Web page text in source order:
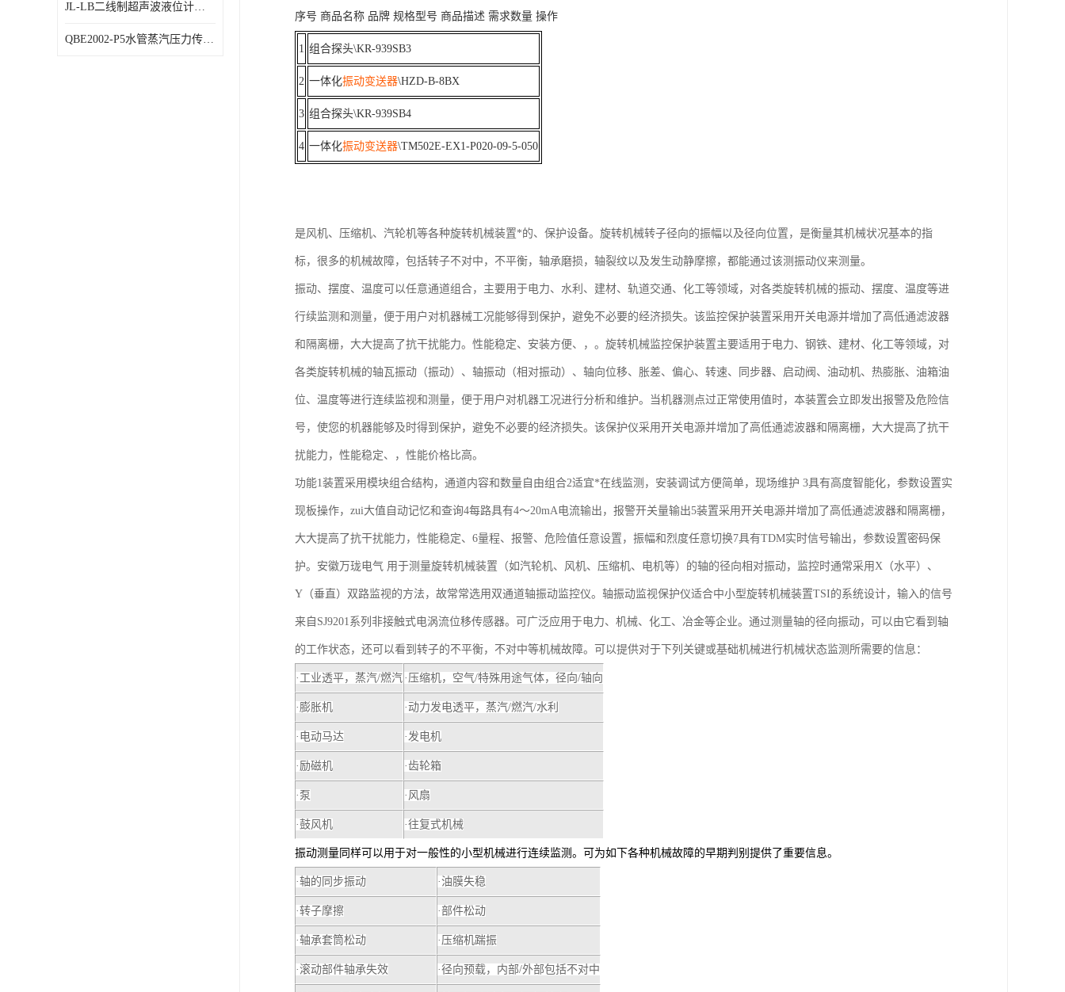
JL-LB二线制超声波液位计鸿泰产品外形美观大方
QBE2002-P5水管蒸汽压力传感器西门子产品技术规格
序号 商品名称 品牌 规格型号 商品描述 需求数量 操作
1 组合探头\KR-939SB3
2 一体化振动变送器\HZD-B-8BX
3 组合探头\KR-939SB4
4 一体化振动变送器\TM502E-EX1-P020-09-5-050
是风机、压缩机、汽轮机等各种旋转机械装置*的、保护设备。旋转机械转子径向的振幅以及径向位置，是衡量其机械状况基本的指
标，很多的机械故障，包括转子不对中，不平衡，轴承磨损，轴裂纹以及发生动静摩擦，都能通过该测振动仪来测量。
振动、摆度、温度可以任意通道组合，主要用于电力、水利、建材、轨道交通、化工等领域，对各类旋转机械的振动、摆度、温度等进
行续监测和测量，便于用户对机器械工况能够得到保护，避免不必要的经济损失。该监控保护装置采用开关电源并增加了高低通滤波器
和隔离栅，大大提高了抗干扰能力。性能稳定、安装方便、，。旋转机械监控保护装置主要适用于电力、钢铁、建材、化工等领域，对
各类旋转机械的轴瓦振动（振动）、轴振动（相对振动）、轴向位移、胀差、偏心、转速、同步器、启动阀、油动机、热膨胀、油箱油
位、温度等进行连续监视和测量，便于用户对机器工况进行分析和维护。当机器测点过正常使用值时，本装置会立即发出报警及危险信
号，使您的机器能够及时得到保护，避免不必要的经济损失。该保护仪采用开关电源并增加了高低通滤波器和隔离栅，大大提高了抗干
扰能力，性能稳定、，性能价格比高。
功能1装置采用模块组合结构，通道内容和数量自由组合2适宜*在线监测，安装调试方便简单，现场维护 3具有高度智能化，参数设置实
现板操作，zui大值自动记忆和查询4每路具有4～20mA电流输出，报警开关量输出5装置采用开关电源并增加了高低通滤波器和隔离栅，
大大提高了抗干扰能力，性能稳定、6量程、报警、危险值任意设置，振幅和烈度任意切换7具有TDM实时信号输出，参数设置密码保
护。安徽万珑电气 用于测量旋转机械装置（如汽轮机、风机、压缩机、电机等）的轴的径向相对振动，监控时通常采用X（水平）、
Y（垂直）双路监视的方法，故常常选用双通道轴振动监控仪。轴振动监视保护仪适合中小型旋转机械装置TSI的系统设计，输入的信号
来自SJ9201系列非接触式电涡流位移传感器。可广泛应用于电力、机械、化工、冶金等企业。通过测量轴的径向振动，可以由它看到轴
的工作状态，还可以看到转子的不平衡，不对中等机械故障。可以提供对于下列关键或基础机械进行机械状态监测所需要的信息：
·工业透平，蒸汽/燃汽 ·压缩机，空气/特殊用途气体，径向/轴向
·膨胀机 ·动力发电透平，蒸汽/燃汽/水利
·电动马达 ·发电机
·励磁机 ·齿轮箱
·泵 ·风扇
·鼓风机 ·往复式机械
振动测量同样可以用于对一般性的小型机械进行连续监测。可为如下各种机械故障的早期判别提供了重要信息。
·轴的同步振动 ·油膜失稳
·转子摩擦 ·部件松动
·轴承套筒松动 ·压缩机踹振
·滚动部件轴承失效 ·径向预载，内部/外部包括不对中